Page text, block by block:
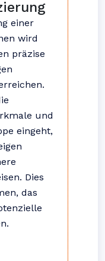
einer
wird
präzise
und
eingeht,
Dies
das